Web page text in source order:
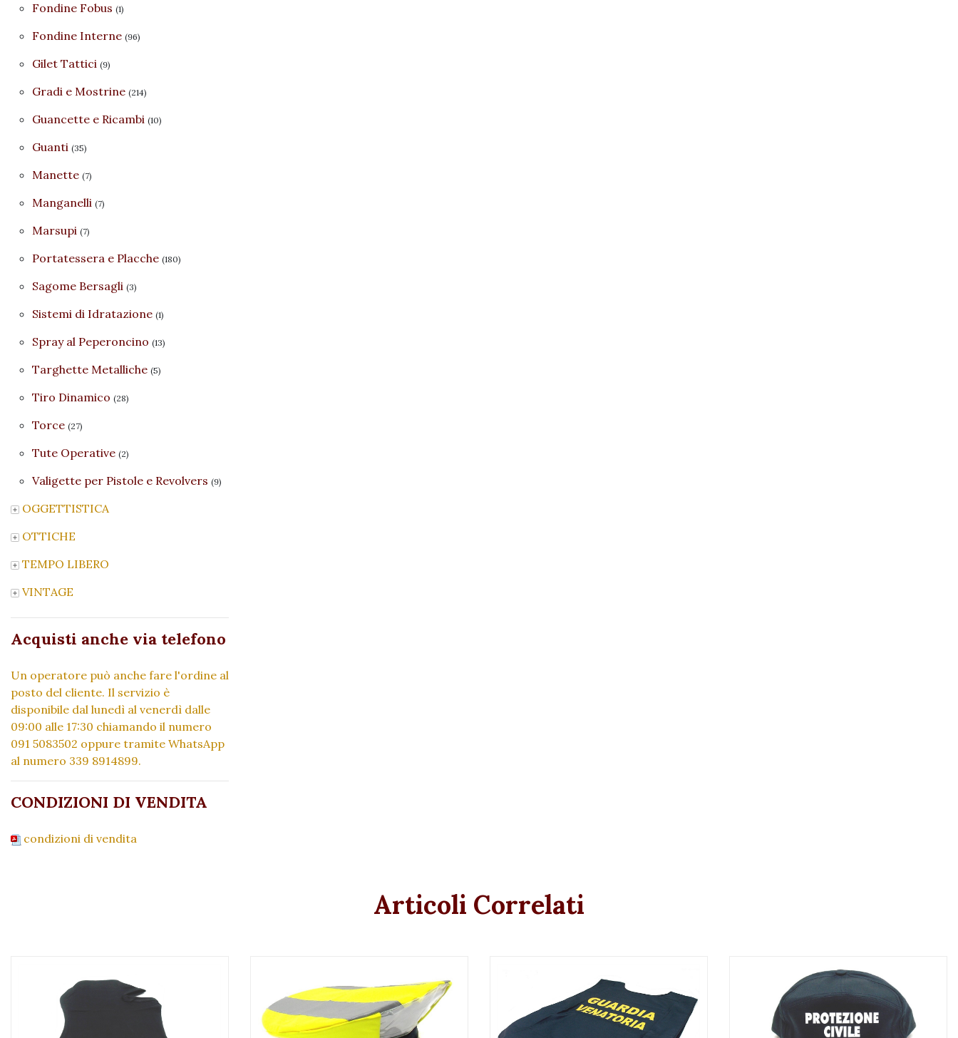
Fondine Fobus (1)
Fondine Interne (96)
Gilet Tattici (9)
Gradi e Mostrine (214)
Guancette e Ricambi (10)
Guanti (35)
Manette (7)
Manganelli (7)
Marsupi (7)
Portatessera e Placche (180)
Sagome Bersagli (3)
Sistemi di Idratazione (1)
Spray al Peperoncino (13)
Targhette Metalliche (5)
Tiro Dinamico (28)
Torce (27)
Tute Operative (2)
Valigette per Pistole e Revolvers (9)
OGGETTISTICA
OTTICHE
TEMPO LIBERO
VINTAGE
Acquisti anche via telefono
Un operatore può anche fare l'ordine al
posto del cliente. Il servizio è
disponibile dal lunedì al venerdì dalle
09:00 alle 17:30 chiamando il numero
091 5083502 oppure tramite WhatsApp
al numero 339 8914899.
CONDIZIONI DI VENDITA
condizioni di vendita
Articoli Correlati